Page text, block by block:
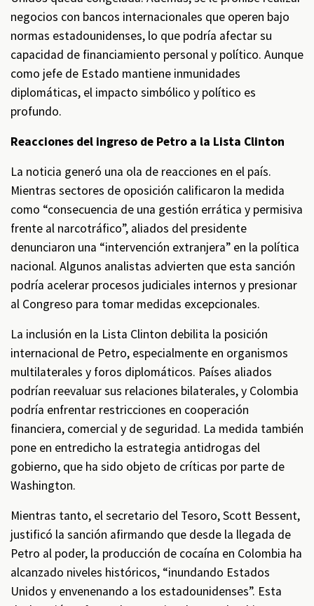
negocios con bancos internacionales que operen bajo
normas estadounidenses, lo que podría afectar su
capacidad de financiamiento personal y político. Aunque
como jefe de Estado mantiene inmunidades
diplomáticas, el impacto simbólico y político es
profundo.
Reacciones del ingreso de Petro a la Lista Clinton
La noticia generó una ola de reacciones en el país.
Mientras sectores de oposición calificaron la medida
como “consecuencia de una gestión errática y permisiva
frente al narcotráfico”, aliados del presidente
denunciaron una “intervención extranjera” en la política
nacional. Algunos analistas advierten que esta sanción
podría acelerar procesos judiciales internos y presionar
al Congreso para tomar medidas excepcionales.
La inclusión en la Lista Clinton debilita la posición
internacional de Petro, especialmente en organismos
multilaterales y foros diplomáticos. Países aliados
podrían reevaluar sus relaciones bilaterales, y Colombia
podría enfrentar restricciones en cooperación
financiera, comercial y de seguridad. La medida también
pone en entredicho la estrategia antidrogas del
gobierno, que ha sido objeto de críticas por parte de
Washington.
Mientras tanto, el secretario del Tesoro, Scott Bessent,
justificó la sanción afirmando que desde la llegada de
Petro al poder, la producción de cocaína en Colombia ha
alcanzado niveles históricos, “inundando Estados
Unidos y envenenando a los estadounidenses”. Esta